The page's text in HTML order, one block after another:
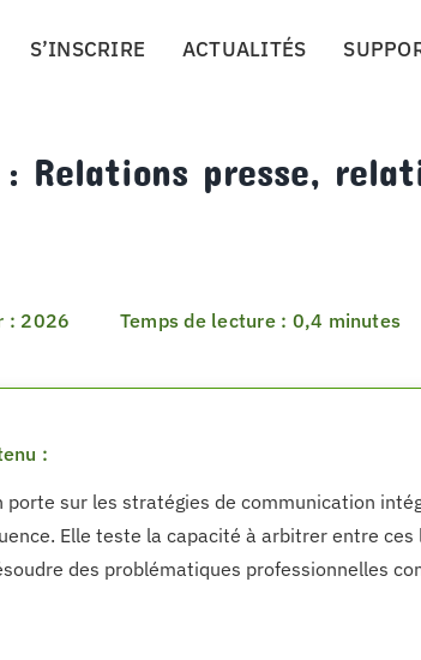
S’INSCRIRE ACTUALITÉS
: Relations presse,
: 2026 Temps de lecture : 0,4 minutes
:
porte sur les stratégies de communication
Elle teste la capacité à arbitrer entre
des problématiques professionnelles